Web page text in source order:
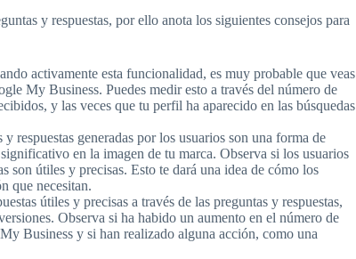
y respuestas, por ello anota los siguientes consejos para
activamente esta funcionalidad, es muy probable que veas
My Business. Puedes medir esto a través del número de
y las veces que tu perfil ha aparecido en las búsquedas
y respuestas generadas por los usuarios son una forma de
en la imagen de tu marca. Observa si los usuarios
son útiles y precisas. Esto te dará una idea de cómo los
que necesitan.
útiles y precisas a través de las preguntas y respuestas,
Observa si ha habido un aumento en el número de
Business y si han realizado alguna acción, como una